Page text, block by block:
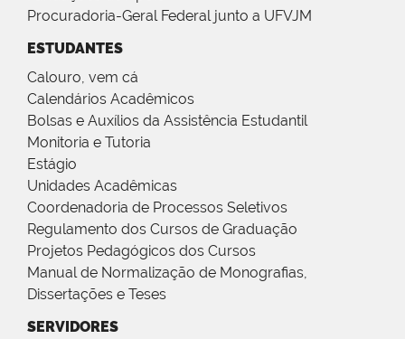
Procuradoria-Geral Federal junto a UFVJM
ESTUDANTES
Calouro, vem cá
Calendários Acadêmicos
Bolsas e Auxílios da Assistência Estudantil
Monitoria e Tutoria
Estágio
Unidades Acadêmicas
Coordenadoria de Processos Seletivos
Regulamento dos Cursos de Graduação
Projetos Pedagógicos dos Cursos
Manual de Normalização de Monografias,
Dissertações e Teses
SERVIDORES